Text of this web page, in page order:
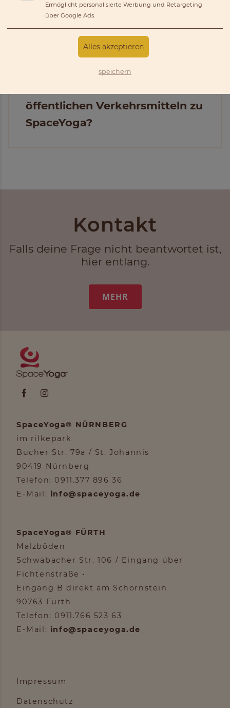
Wo kann ich parken?
öffentlichen Verkehrsmitteln zu
SpaceYoga?
Kontakt
Falls deine Frage nicht beantwortet ist,
hier entlang.
MEHR
SpaceYoga® NÜRNBERG
im rilkepark
Bucher Str. 79a / St. Johannis
90419 Nürnberg
Telefon: 0911.377 896 36
E-Mail: info@spaceyoga.de
SpaceYoga® FÜRTH
Malzböden
Schwabacher Str. 106 / Eingang über
Fichtenstraße •
Eingang B direkt am Schornstein
90763 Fürth
Telefon: 0911.766 523 63
E-Mail: info@spaceyoga.de
Impressum
Datenschutz
Ermöglicht personalisierte Werbung und Retargeting
über Google Ads.
Alles akzeptieren
speichern